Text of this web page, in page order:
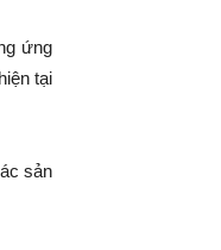
ứng
tại
sản